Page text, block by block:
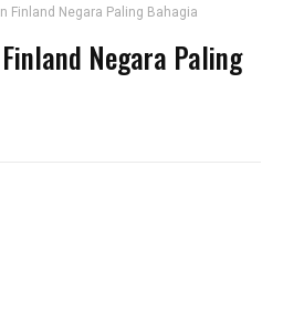
Finland Negara Paling Bahagia
Negara Paling